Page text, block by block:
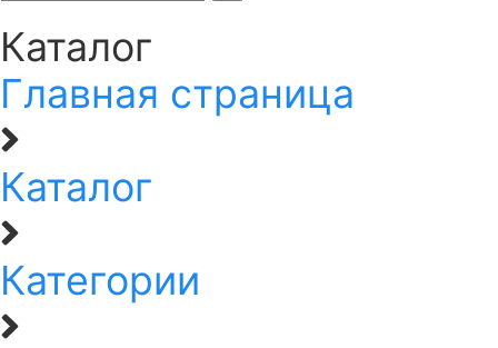
Каталог
Главная страница
Каталог
Категории